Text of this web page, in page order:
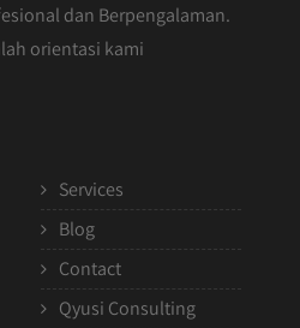
dan Berpengalaman.
orientasi kami
Services
Blog
Contact
Qyusi Consulting